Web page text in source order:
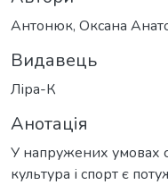
Антонюк, Оксана
Видавець
Ліра-К
Анотація
У напружених умовах
культура і спорт є